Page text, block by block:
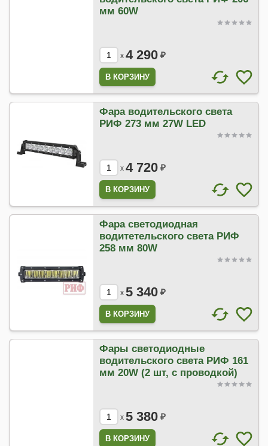
мм 60W
x 4 290 ₽
Фара водительского света
РИФ 273 мм 27W LED
x 4 720 ₽
Фара светодиодная
водитетельского света РИФ
258 мм 80W
x 5 340 ₽
Фары светодиодные
водительского света РИФ 161
мм 20W (2 шт, с проводкой)
x 5 380 ₽